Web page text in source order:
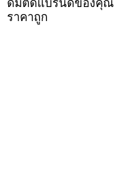
ดื่มติดแบรนด์ของคุณ
ราคาถูก